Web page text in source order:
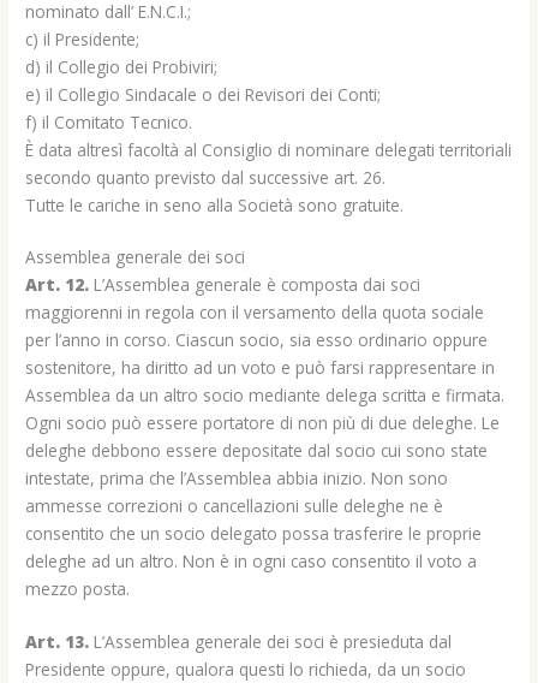
nominato dall’ E.N.C.I.;
c) il Presidente;
d) il Collegio dei Probiviri;
e) il Collegio Sindacale o dei Revisori dei Conti;
f) il Comitato Tecnico.
È data altresì facoltà al Consiglio di nominare delegati territoriali
secondo quanto previsto dal successive art. 26.
Tutte le cariche in seno alla Società sono gratuite.
Assemblea generale dei soci
Art. 12. L’Assemblea generale è composta dai soci
maggiorenni in regola con il versamento della quota sociale
per l’anno in corso. Ciascun socio, sia esso ordinario oppure
sostenitore, ha diritto ad un voto e può farsi rappresentare in
Assemblea da un altro socio mediante delega scritta e firmata.
Ogni socio può essere portatore di non più di due deleghe. Le
deleghe debbono essere depositate dal socio cui sono state
intestate, prima che l’Assemblea abbia inizio. Non sono
ammesse correzioni o cancellazioni sulle deleghe ne è
consentito che un socio delegato possa trasferire le proprie
deleghe ad un altro. Non è in ogni caso consentito il voto a
mezzo posta.
Art. 13. L’Assemblea generale dei soci è presieduta dal
Presidente oppure, qualora questi lo richieda, da un socio